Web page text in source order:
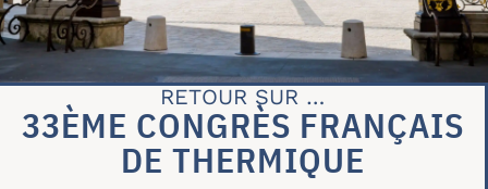
RETOUR SUR …
33ÈME CONGRÈS FRANÇAIS
DE THERMIQUE